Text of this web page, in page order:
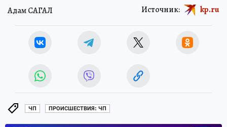
Адам САГАЛ Источник: kp.ru
ЧП ПРОИСШЕСТВИЯ: ЧП